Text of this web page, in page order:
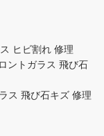
ヒビ割れ 修理
ントガラス 飛び石
ス 飛び石キズ 修理